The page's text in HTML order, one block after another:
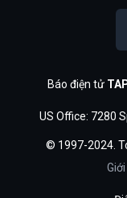
Báo điện tử
US Office: 7280
© 1997-2024.